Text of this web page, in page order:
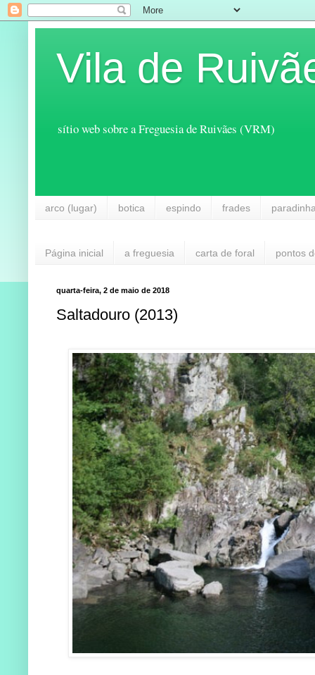
Vila de
sítio web sobre a Freguesia de Ruivães (VRM)
arco (lugar) botica espindo frades
Página inicial a freguesia carta de foral pontos
quarta-feira, 2 de maio de 2018
Saltadouro (2013)